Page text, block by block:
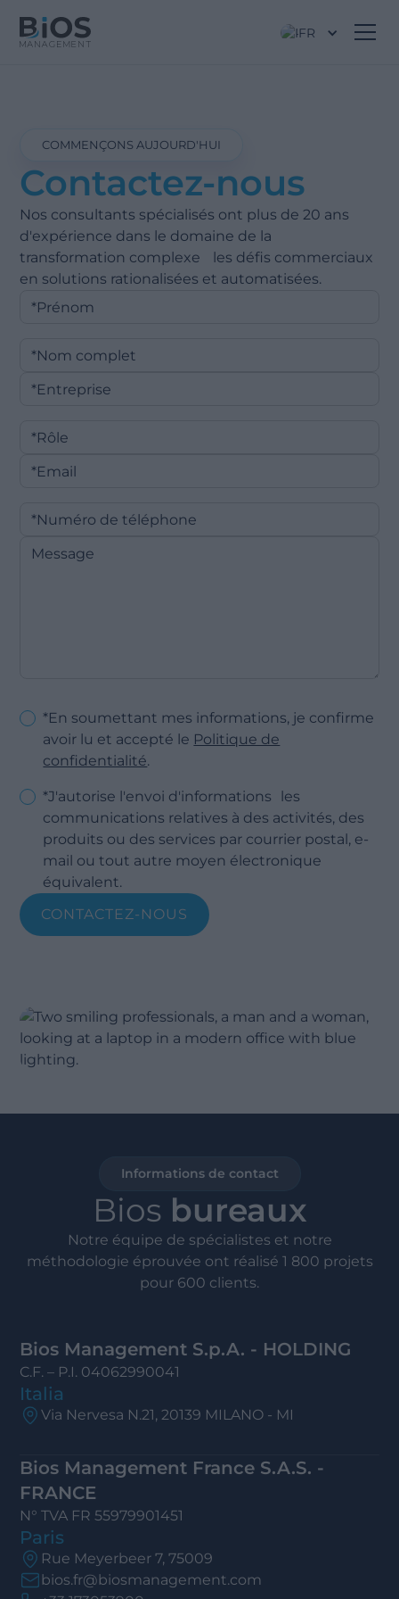
FR
COMMENÇONS AUJOURD'HUI
Contactez-nous
Nos consultants spécialisés ont plus de 20 ans
d'expérience dans le domaine de la
transformation complexe les défis commerciaux
en solutions rationalisées et automatisées.
*En soumettant mes informations, je confirme
avoir lu et accepté le Politique de
confidentialité.
*J'autorise l'envoi d'informations les
communications relatives à des activités, des
produits ou des services par courrier postal, e-
mail ou tout autre moyen électronique
équivalent.
Informations de contact
Bios bureaux
Notre équipe de spécialistes et notre
méthodologie éprouvée ont réalisé 1 800 projets
pour 600 clients.
Bios Management S.p.A. - HOLDING
C.F. – P.I. 04062990041
Italia
Via Nervesa N.21, 20139 MILANO - MI
Bios Management France S.A.S. -
FRANCE
N° TVA FR 55979901451
Paris
Rue Meyerbeer 7, 75009
bios.fr@biosmanagement.com